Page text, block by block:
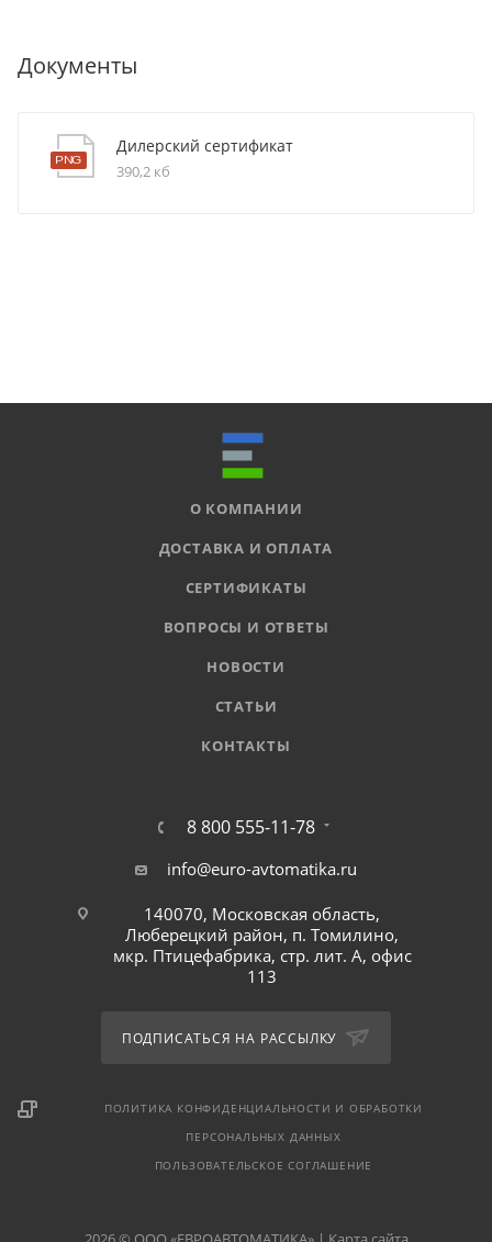
Документы
Дилерский сертификат
390,2 кб
О КОМПАНИИ
ДОСТАВКА И ОПЛАТА
СЕРТИФИКАТЫ
ВОПРОСЫ И ОТВЕТЫ
НОВОСТИ
СТАТЬИ
КОНТАКТЫ
8 800 555-11-78
info@euro-avtomatika.ru
140070, Московская область,
Люберецкий район, п. Томилино,
мкр. Птицефабрика, стр. лит. А, офис
113
ПОДПИСАТЬСЯ НА РАССЫЛКУ
ПОЛИТИКА КОНФИДЕНЦИАЛЬНОСТИ И ОБРАБОТКИ
ПЕРСОНАЛЬНЫХ ДАННЫХ
ПОЛЬЗОВАТЕЛЬСКОЕ СОГЛАШЕНИЕ